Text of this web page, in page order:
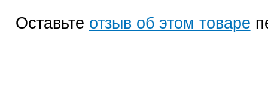
Оставьте отзыв об этом товаре